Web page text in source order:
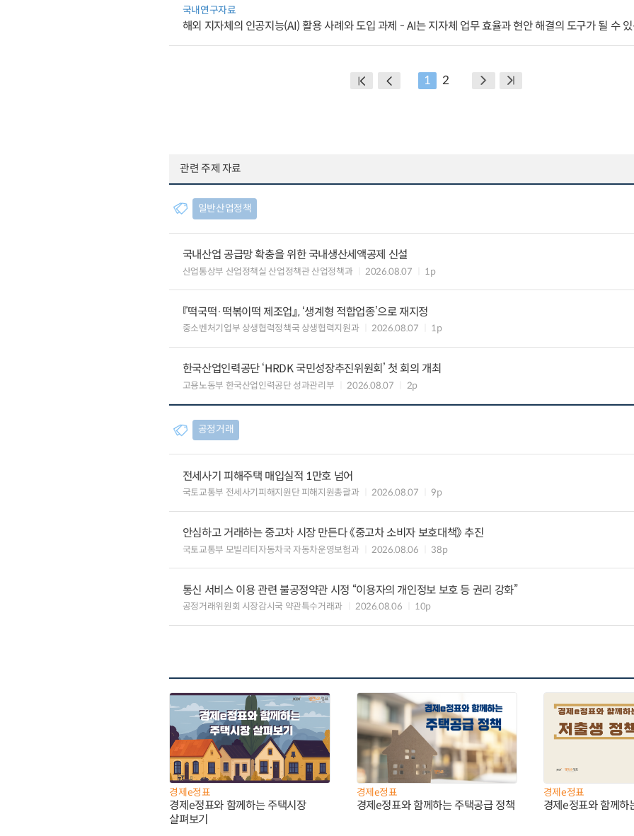
국내연구자료
해외 지자체의 인공지능(AI) 활용 사례와 도입 과제 - AI는 지자체 업무 효율과 현안 해결의 도구가 될 수
1 2
관련 주제 자료
일반산업정책
국내산업 공급망 확충을 위한 국내생산세액공제 신설
산업통상부 산업정책실 산업정책관 산업정책과 2026.08.07 1p
『떡국떡·떡볶이떡 제조업』, ‘생계형 적합업종’으로 재지정
중소벤처기업부 상생협력정책국 상생협력지원과 2026.08.07 1p
한국산업인력공단 ‘HRDK 국민성장추진위원회’ 첫 회의 개최
고용노동부 한국산업인력공단 성과관리부 2026.08.07 2p
공정거래
전세사기 피해주택 매입실적 1만호 넘어
국토교통부 전세사기피해지원단 피해지원총괄과 2026.08.07 9p
안심하고 거래하는 중고차 시장 만든다 《중고차 소비자 보호대책》 추진
국토교통부 모빌리티자동차국 자동차운영보험과 2026.08.06 38p
통신 서비스 이용 관련 불공정약관 시정 “이용자의 개인정보 보호 등 권리 강화”
공정거래위원회 시장감시국 약관특수거래과 2026.08.06 10p
경제e정표
경제e정표와 함께하는 주택시장
살펴보기
경제e정표
경제e정표와 함께하는 주택공급 정책
경제e정표
경제e정표와 함께하